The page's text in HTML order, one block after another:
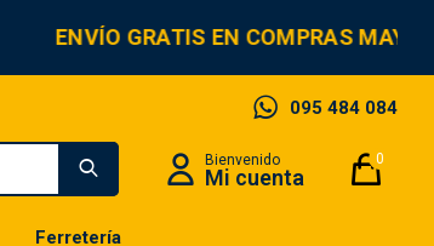
ENVÍO GRATIS EN COMPRAS
Ferretería
0
095 484 084